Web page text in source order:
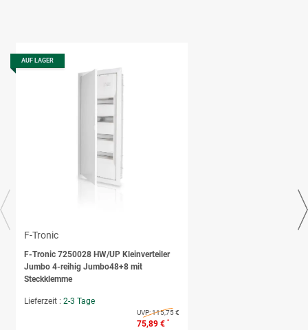
AUF LAGER
F-Tronic
F-Tronic 7250028 HW/UP Kleinverteiler
Jumbo 4-reihig Jumbo48+8 mit
Steckklemme
Lieferzeit : 2-3 Tage
UVP:115,75 €
75,89 € *